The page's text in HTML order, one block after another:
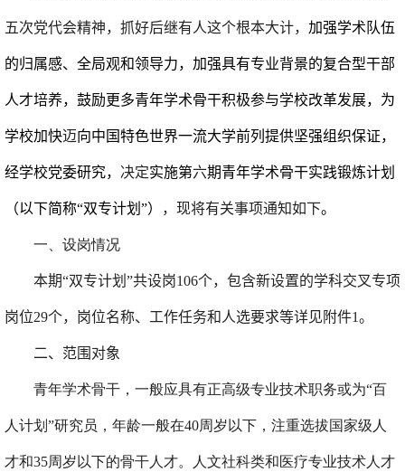
五次党代会精神，抓好后继有人这个根本大计， 加强学术队伍
的归属感、全局观和领导力，加强具有专业背景的复合型干部
人才培养， 鼓励更多青年学术骨干积极参与学校改革发展， 为
学校加快迈向中国特色世界一流大学前列提供坚强组织保证，
经学校党委研究， 决定实施第六期青年学术骨干实践锻炼计划
（以下简称“双专计划”） ， 现将有关事项通知如下。
一、 设岗情况
本期“双专计划”共设岗106个，包含新设置的学科交叉专项
岗位29个，岗位名称、工作任务和人选要求等详见附件1。
二、范围对象
青年学术骨干，一般应具有正高级专业技术职务或为“百
人计划”研究员，年龄一般在40周岁以下，注重选拔国家级人
才和35周岁以下的骨干人才。人文社科类和医疗专业技术人才